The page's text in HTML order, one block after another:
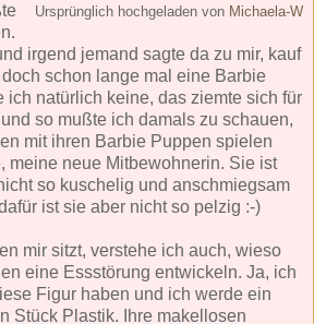
Ursprünglich hochgeladen von Michaela-W
irgend jemand sagte da zu mir, kauf
schon lange mal eine Barbie
ich natürlich keine, das ziemte sich für
so mußte ich damals zu schauen,
mit ihren Barbie Puppen spielen
meine neue Mitbewohnerin. Sie ist
so kuschelig und anschmiegsam
ist sie aber nicht so pelzig :-)
mir sitzt, verstehe ich auch, wieso
eine Essstörung entwickeln. Ja, ich
Figur haben und ich werde ein
Stück Plastik. Ihre makellosen